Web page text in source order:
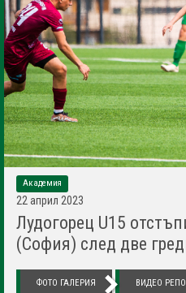
Академия
22 април 2023
Лудогорец U15
(София) след две
ФОТО ГАЛЕРИЯ ВИДЕО